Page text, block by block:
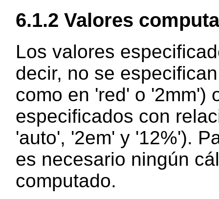
6.1.2 Valores
Los valores
decir, no se
como en 'red' o '2mm')
especificados con
'auto', '2em' y '12%').
es necesario ningún
computado.